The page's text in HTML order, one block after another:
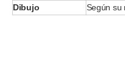
Dibujo Según su